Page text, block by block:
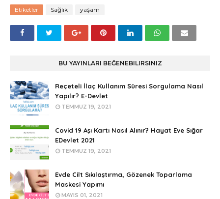
Etiketler Sağlık yaşam
BU YAYINLARI BEĞENEBILIRSINIZ
Reçeteli İlaç Kullanım Süresi Sorgulama Nasıl
Yapılır? E-Devlet
TEMMUZ 19, 2021
Covid 19 Aşı Kartı Nasıl Alınır? Hayat Eve Sığar
EDevlet 2021
TEMMUZ 19, 2021
Evde Cilt Sıkılaştırma, Gözenek Toparlama
Maskesi Yapımı
MAYIS 01, 2021